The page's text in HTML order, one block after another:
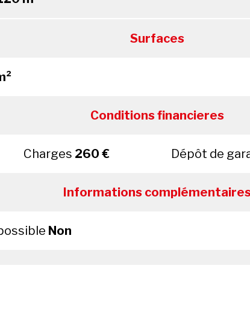
Surfaces
Conditions financieres
Charges 260 € Dépôt de
Informations
Non